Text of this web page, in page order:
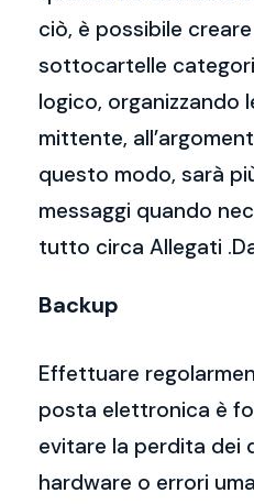
ciò, è possibile
sottocartelle
logico, organizzando
mittente,
questo modo, sarà
messaggi quando
tutto circa Allegati
Backup
Effettuare
posta elettronica è
evitare la perdita dei
hardware o errori